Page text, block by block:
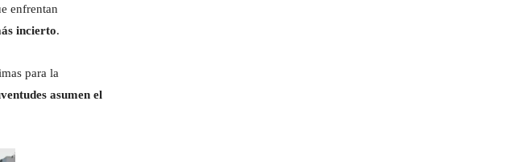
enfrentan
incierto.
para la
asumen el